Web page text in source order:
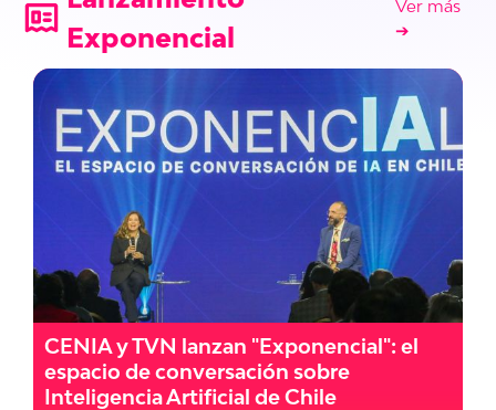
Exponencial
Ver más
➔
CENIA y TVN lanzan "Exponencial": el
espacio de conversación sobre
Inteligencia Artificial de Chile